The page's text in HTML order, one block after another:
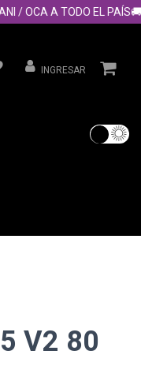
OCA A TODO EL PAÍS🚚
INGRESAR
V2 80